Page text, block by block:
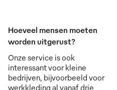
Hoeveel mensen moeten
worden uitgerust?
Onze service is ook
interessant voor kleine
bedrijven, bijvoorbeeld voor
werkkleding al vanaf drie